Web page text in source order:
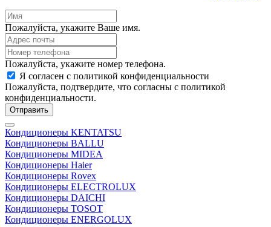
Пожалуйста, укажите Ваше имя.
Пожалуйста, укажите номер телефона.
Я согласен с политикой конфиденциальности
Пожалуйста, подтвердите, что согласны с политикой
конфиденциальности.
Отправить
Кондиционеры KENTATSU
Кондиционеры BALLU
Кондиционеры MIDEA
Кондиционеры Haier
Кондиционеры Rovex
Кондиционеры ELECTROLUX
Кондиционеры DAICHI
Кондиционеры TOSOT
Кондиционеры ENERGOLUX